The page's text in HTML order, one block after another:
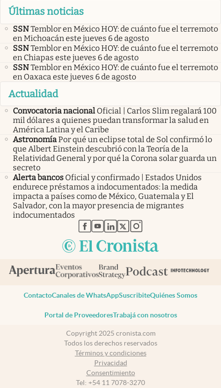
Últimas noticias
SSNTemblor en México HOY: de cuánto fue el terremoto
en Michoacán este jueves 6 de agosto
SSNTemblor en México HOY: de cuánto fue el terremoto
en Chiapas este jueves 6 de agosto
SSNTemblor en México HOY: de cuánto fue el terremoto
en Oaxaca este jueves 6 de agosto
Actualidad
Convocatoria nacional Oficial | Carlos Slim regalará 100
mil dólares a quienes puedan transformar la salud en
América Latina y el Caribe
AstronomíaPor qué un eclipse total de Sol confirmó lo
que Albert Einstein descubrió con la Teoría de la
Relatividad General y por qué la Corona solar guarda un
secreto
Alerta bancos Oficial y confirmado | Estados Unidos
endurece préstamos a indocumentados: la medida
impacta a países como de México, Guatemala y El
Salvador, con la mayor presencia de migrantes
indocumentados
abre en nueva pestaña
abre en nueva pestaña
abre en nueva pestaña
abre en nueva pestaña
abre en nueva pestaña
ContactoCanales de WhatsAppSuscribiteQuiénes Somos
Portal de ProveedoresTrabajá con nosotros
Copyright 2025 cronista.com
Todos los derechos reservados
Términos y condiciones
Privacidad
Consentimiento
Tel: +54 11 7078-3270